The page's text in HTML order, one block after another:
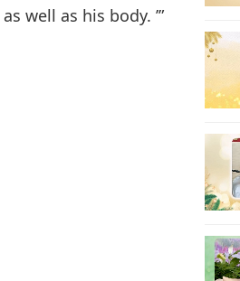
well as his body. ’”